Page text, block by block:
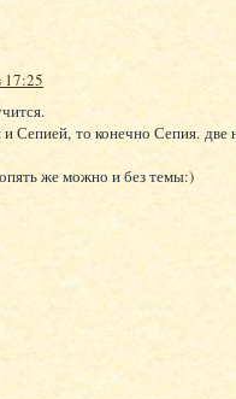
17:25
Сепией, то конечно Сепия. две
же можно и без темы:)